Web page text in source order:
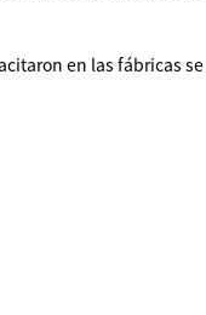
en las fábricas